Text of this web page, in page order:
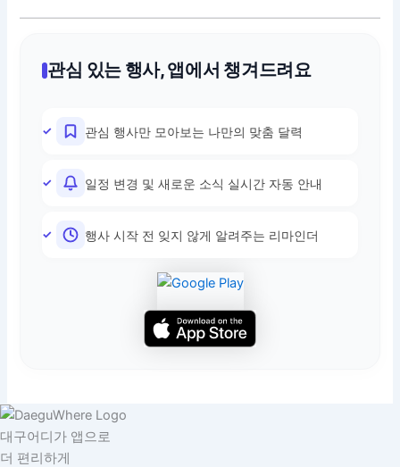
관심 있는 행사, 앱에서 챙겨드려요
관심 행사만 모아보는 나만의 맞춤 달력
일정 변경 및 새로운 소식 실시간 자동 안내
행사 시작 전 잊지 않게 알려주는 리마인더
대구어디가 앱으로
더 편리하게